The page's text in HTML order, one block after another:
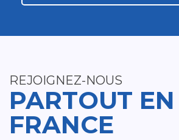
REJOIGNEZ-NOUS
PARTOUT EN
FRANCE